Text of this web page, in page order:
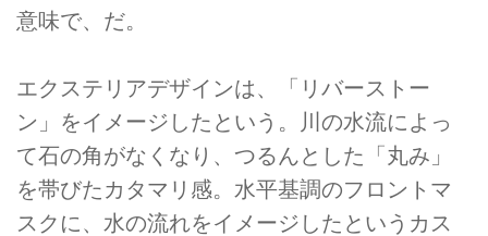
意味で、だ。
エクステリアデザインは、「リバーストー
ン」をイメージしたという。川の水流によっ
て石の角がなくなり、つるんとした「丸み」
を帯びたカタマリ感。水平基調のフロントマ
スクに、水の流れをイメージしたというカス